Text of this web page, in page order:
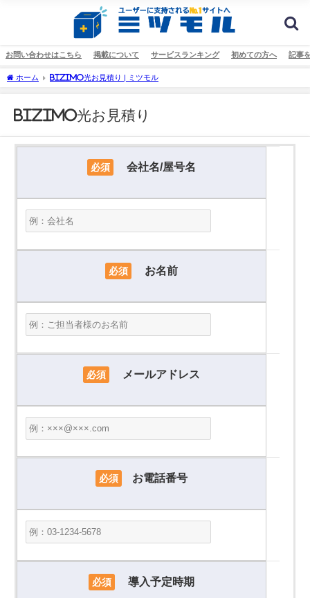
お問い合わせはこちら 掲載について サービスランキング 初めての方へ 記事
ホーム BiZiMo光お見積り | ミツモル
BiZiMo光お見積り
必須 会社名/屋号名
必須 お名前
必須 メールアドレス
必須 お電話番号
必須 導入予定時期